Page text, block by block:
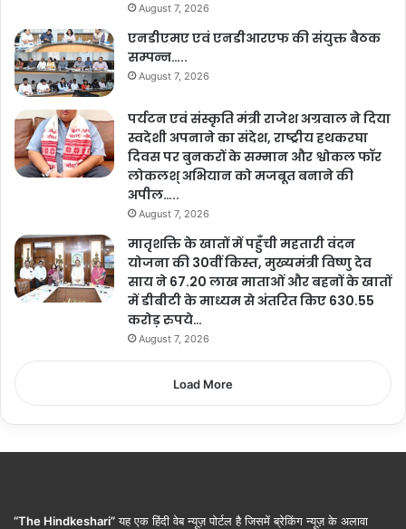
August 7, 2026
एनडीएमए एवं एनडीआरएफ की संयुक्त बैठक
सम्पन्न…..
August 7, 2026
पर्यटन एवं संस्कृति मंत्री राजेश अग्रवाल ने दिया
स्वदेशी अपनाने का संदेश, राष्ट्रीय हथकरघा
दिवस पर बुनकरों के सम्मान और श्वोकल फॉर
लोकलश् अभियान को मजबूत बनाने की
अपील…..
August 7, 2026
मातृशक्ति के खातों में पहुँची महतारी वंदन
योजना की 30वीं किस्त, मुख्यमंत्री विष्णु देव
साय ने 67.20 लाख माताओं और बहनों के खातों
में डीबीटी के माध्यम से अंतरित किए 630.55
करोड़ रुपये…
August 7, 2026
Load More
“The Hindkeshari”यह एक हिंदी वेब न्यूज़ पोर्टल है जिसमें ब्रेकिंग न्यूज़ के अलावा